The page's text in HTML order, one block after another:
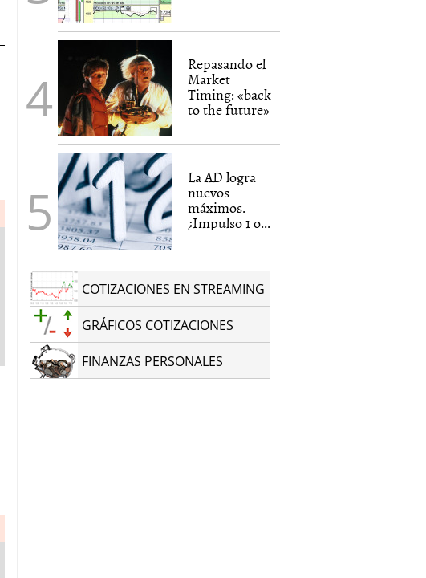
Repasando el
Market
Timing: «back
to the future»
La AD logra
nuevos
máximos.
¿Impulso 1 o...
COTIZACIONES EN STREAMING
GRÁFICOS COTIZACIONES
FINANZAS PERSONALES